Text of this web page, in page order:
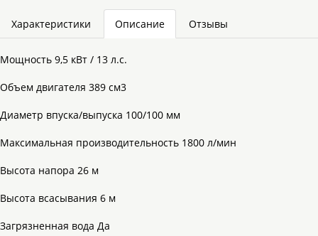
Характеристики Описание Отзывы
Мощность 9,5 кВт / 13 л.с.
Объем двигателя 389 см3
Диаметр впуска/выпуска 100/100 мм
Максимальная производительность 1800 л/мин
Высота напора 26 м
Высота всасывания 6 м
Загрязненная вода Да